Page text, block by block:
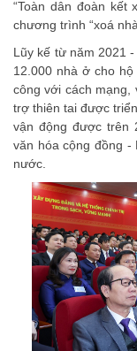
“Toàn dân đoàn kết
chương trình “xoá
Lũy kế từ năm 2021
12.000 nhà ở cho
công với cách mạng,
trợ thiên tai được
vận động được trên
văn hóa cộng đồng -
nước.